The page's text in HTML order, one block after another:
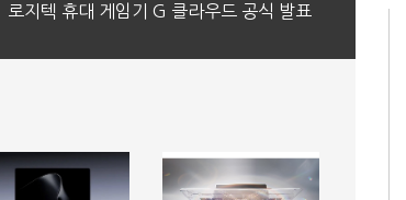
로지텍 휴대 게임기 G 클라우드 공식 발표